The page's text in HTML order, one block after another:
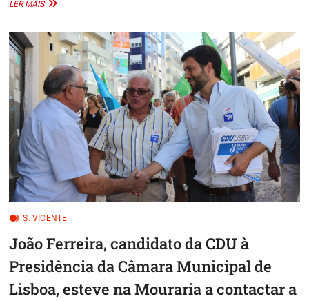
LER MAIS
VICENTE
S. VICENTE
João Ferreira, candidato da CDU à
Presidência da Câmara Municipal de
Lisboa, esteve na Mouraria a contactar a